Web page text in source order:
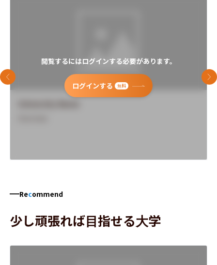
閲覧するにはログインする必要があります。
ログインする 無料
前のスライド 次
Recommend
少し頑張れば目指せる大学